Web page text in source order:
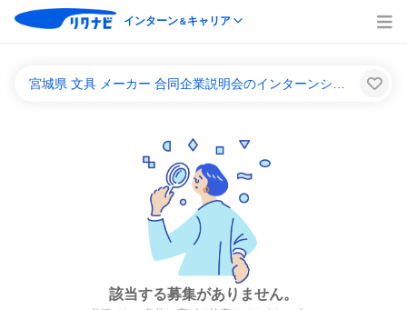
インターン＆キャリア
該当する募集がありません。